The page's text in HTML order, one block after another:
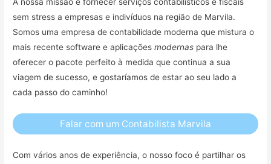
sem stress a empresas e indivíduos na região de Marvila.
Somos uma empresa de contabilidade moderna que mistura o
mais recente software e aplicaçõesmodernas para lhe
oferecer o pacote perfeito à medida que continua a sua
viagem de sucesso, e gostaríamos de estar ao seu lado a
cada passo do caminho!
Falar com um Contabilista Marvila
Com vários anos de experiência, o nosso foco é partilhar os